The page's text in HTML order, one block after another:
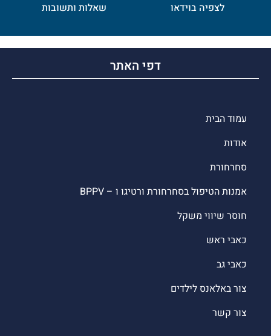
לצפיה בוידאו שאלות ותשובות
דפי האתר
עמוד הבית
אודות
סחרחורת
אמנות הטיפול בסחרחורת ורטיגו ו – BPPV
חוסר שיווי משקל
כאבי ראש
כאבי גב
צור באלאנס לילדים
צור קשר